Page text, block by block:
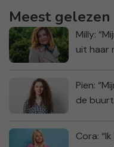
Meest gelezen
Milly:
uit haar
Pien:
de
Cora: